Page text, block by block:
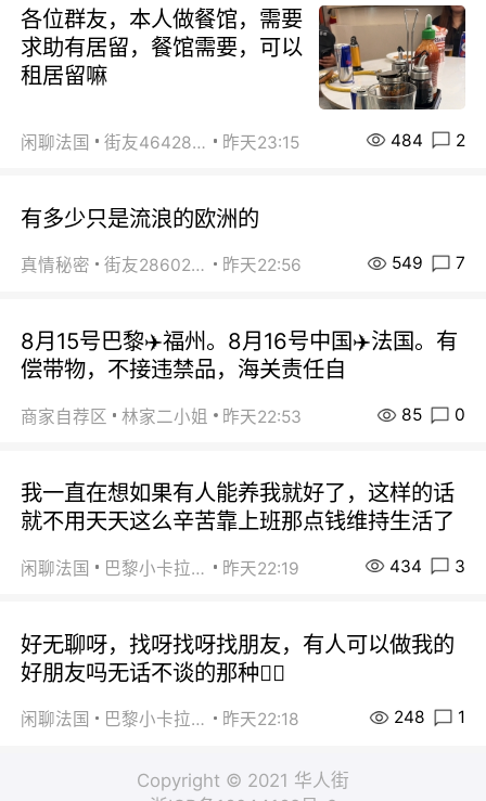
各位群友，本人做餐馆，需要
求助有居留，餐馆需要，可以
租居留嘛
闲聊法国 街友46428878 昨天23:15 484 2
有多少只是流浪的欧洲的
真情秘密 街友28602925 昨天22:56 549 7
8月15号巴黎✈️福州。8月16号中国✈️法国。有
偿带物，不接违禁品，海关责任自
商家自荐区 林家二小姐 昨天22:53 85 0
我一直在想如果有人能养我就好了，这样的话
就不用天天这么辛苦靠上班那点钱维持生活了
闲聊法国 巴黎小卡拉咪 昨天22:19 434 3
好无聊呀，找呀找呀找朋友，有人可以做我的
好朋友吗无话不谈的那种😮‍💨
闲聊法国 巴黎小卡拉咪 昨天22:18 248 1
Copyright © 2021 华人街